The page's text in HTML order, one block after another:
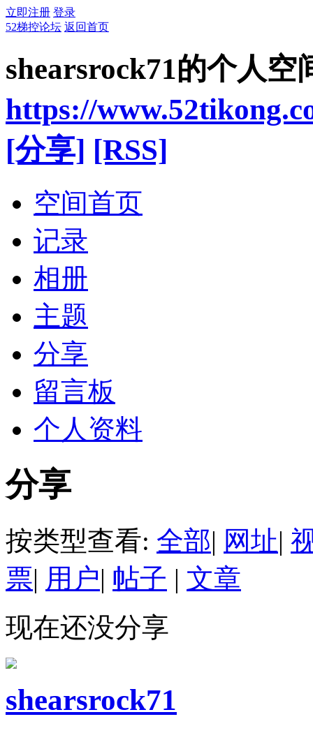
立即注册 登录
52梯控论坛 返回首页
shearsrock71的个人空
https://
[分享] [RSS]
空间首页
记录
相册
主题
分享
留言板
个人资料
分享
按类型查看: 全部| 网址|
票| 用户| 帖子 | 文章
现在还没分享
shearsrock71